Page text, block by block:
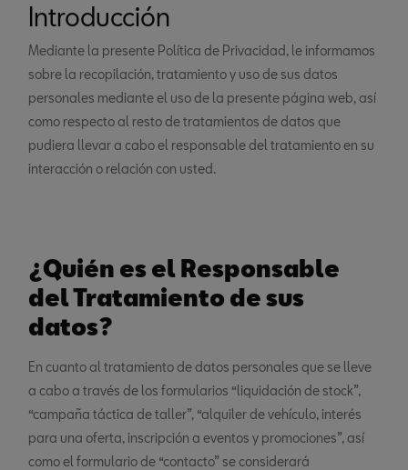
Introducción
Mediante la presente Política de Privacidad, le informamos
sobre la recopilación, tratamiento y uso de sus datos
personales mediante el uso de la presente página web, así
como respecto al resto de tratamientos de datos que
pudiera llevar a cabo el responsable del tratamiento en su
interacción o relación con usted.
¿Quién es el Responsable
del Tratamiento de sus
datos?
En cuanto al tratamiento de datos personales que se lleve
a cabo a través de los formularios “liquidación de stock”,
“campaña táctica de taller”, “alquiler de vehículo, interés
para una oferta, inscripción a eventos y promociones”, así
como el formulario de “contacto” se considerará